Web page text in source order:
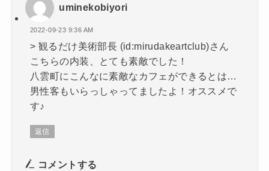
uminekobiyori
2022-09-23 9:36 AM
> 観るだけ美術部長 (id:mirudakeartclub)さん
こちらの内装、とても素敵でした！
八雲町にこんなに素敵なカフェができるとは…
男性客もいらっしゃってましたよ！オススメで
す♪
返信
コメントする